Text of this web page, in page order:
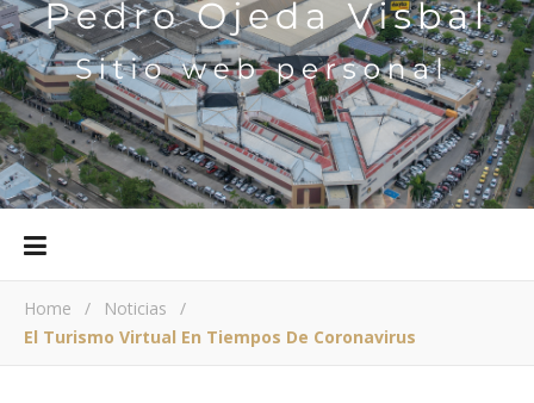
Home / Noticias
/
El Turismo Virtual En Tiempos De Coronavirus